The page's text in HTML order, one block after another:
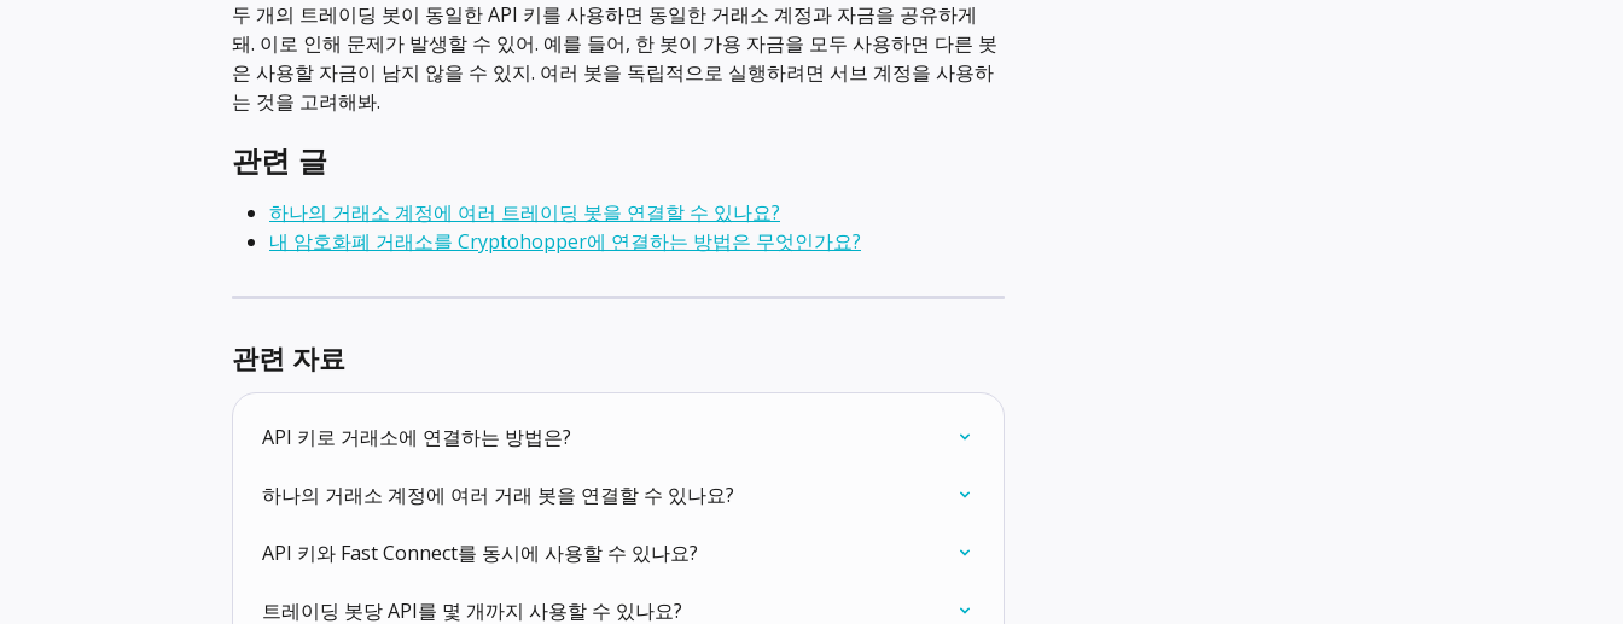
두 개의 트레이딩 봇이 동일한 API 키를 사용하면 동일한 거래소 계정과 자금을 공유하게
돼. 이로 인해 문제가 발생할 수 있어. 예를 들어, 한 봇이 가용 자금을 모두 사용하면 다른 봇
은 사용할 자금이 남지 않을 수 있지. 여러 봇을 독립적으로 실행하려면 서브 계정을 사용하
는 것을 고려해봐.
관련 글
하나의 거래소 계정에 여러 트레이딩 봇을 연결할 수 있나요?
내 암호화폐 거래소를 Cryptohopper에 연결하는 방법은 무엇인가요?
관련 자료
API 키로 거래소에 연결하는 방법은?
하나의 거래소 계정에 여러 거래 봇을 연결할 수 있나요?
API 키와 Fast Connect를 동시에 사용할 수 있나요?
트레이딩 봇당 API를 몇 개까지 사용할 수 있나요?